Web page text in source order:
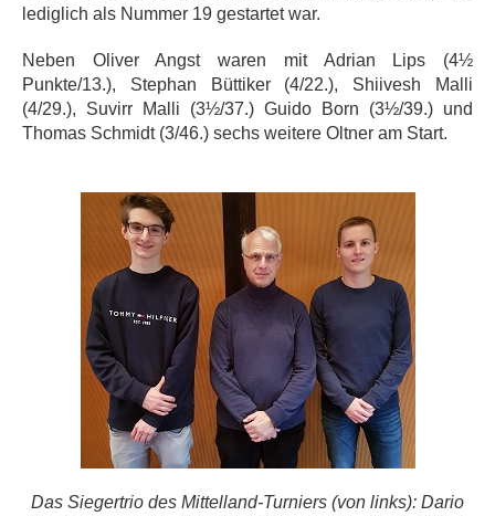
lediglich als Nummer 19 gestartet war.
Neben Oliver Angst waren mit Adrian Lips (4½
Punkte/13.), Stephan Büttiker (4/22.), Shiivesh Malli
(4/29.), Suvirr Malli (3½/37.) Guido Born (3½/39.) und
Thomas Schmidt (3/46.) sechs weitere Oltner am Start.
Das Siegertrio des Mittelland-Turniers (von links): Dario